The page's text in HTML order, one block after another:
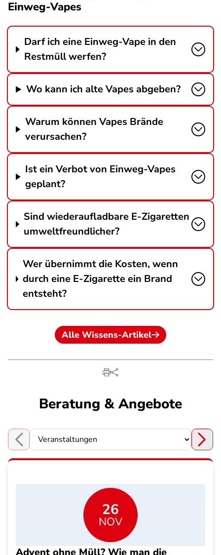
Einweg-Vapes
Darf ich eine Einweg-Vape in den
Restmüll werfen?
Wo kann ich alte Vapes abgeben?
Warum können Vapes Brände
verursachen?
Ist ein Verbot von Einweg-Vapes
geplant?
Sind wiederaufladbare E-Zigaretten
umweltfreundlicher?
Wer übernimmt die Kosten, wenn
durch eine E-Zigarette ein Brand
entsteht?
Alle Wissens-Artikel
Beratung & Angebote
Choose a section
26
NOV
Advent ohne Müll? Wie man die